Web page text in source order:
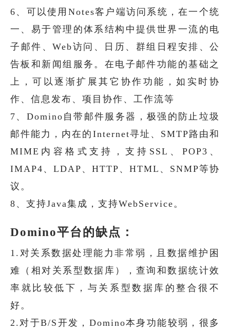
6、可以使用Notes客户端访问系统，在一个统
一、易于管理的体系结构中提供世界一流的电
子邮件、Web访问、日历、群组日程安排、公
告板和新闻组服务。在电子邮件功能的基础之
上，可以逐渐扩展其它协作功能，如实时协
作、信息发布、项目协作、工作流等
7、Domino自带邮件服务器，极强的防止垃圾
邮件能力，内在的Internet寻址、SMTP路由和
MIME内容格式支持，支持SSL、POP3、
IMAP4、LDAP、HTTP、HTML、SNMP等协
议。
8、支持Java集成，支持WebService。
Domino平台的缺点：
1.对关系数据处理能力非常弱，且数据维护困
难（相对关系型数据库），查询和数据统计效
率就比较低下，与关系型数据库的整合很不
好。
2.对于B/S开发，Domino本身功能较弱，很多